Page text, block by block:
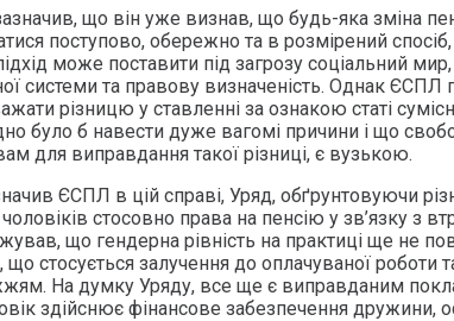
що він уже визнав, що будь-яка зміна
поступово, обережно та в розмірений
може поставити під загрозу соціальний
системи та правову визначеність. Однак ЄСПЛ
різницю у ставленні за ознакою статі
було б навести дуже вагомі причини і що
для виправдання такої різниці, є вузькою.
ЄСПЛ в цій справі, Уряд, обґрунтовуючи
чоловіків стосовно права на пенсію у зв’язку з
що гендерна рівність на практиці ще не
що стосується залучення до оплачуваної роботи
На думку Уряду, все ще є виправданим
здійснює фінансове забезпечення дружини,